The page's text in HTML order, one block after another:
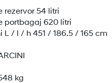
rezervor 54 litri
portbagaj 620 litri
L / l / h 451 / 186.5 / 165 cm
kg